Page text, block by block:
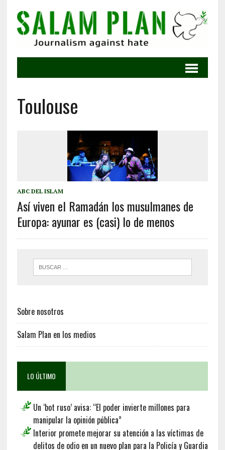
Toulouse
ABC DEL ISLAM
Así viven el Ramadán los musulmanes de
Europa: ayunar es (casi) lo de menos
Sobre nosotros
Salam Plan en los medios
LO ÚLTIMO
Un ‘bot ruso’ avisa: “El poder invierte millones para
manipular la opinión pública”
Interior promete mejorar su atención a las víctimas de
delitos de odio en un nuevo plan para la Policía y Guardia